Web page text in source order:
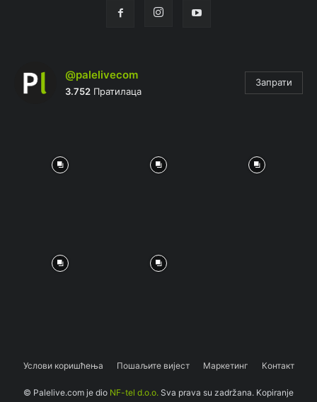
@palelivecom
3.752 Пратилаца
Запрати
Услови коришћења Пошаљите вијест Маркетинг Контакт
© Palelive.com je dio NF-tel d.o.o. Sva prava su zadržana. Kopiranje